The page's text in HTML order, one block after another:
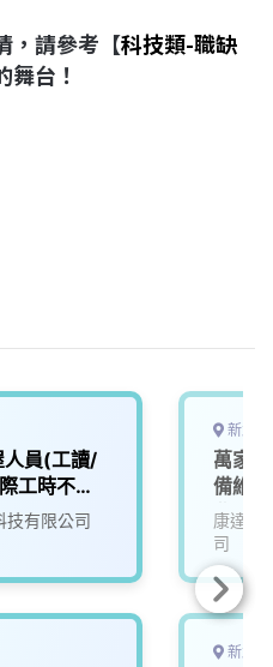
，請參考【科技類-職缺
台！
人員(工讀/
工時不超
技有限公司
新北
萬家
備維
北
康達盛
司
新北